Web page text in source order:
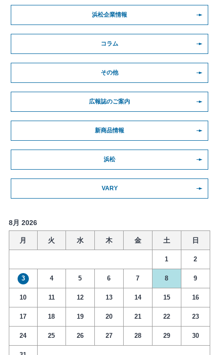
浜松企業情報
コラム
その他
広報誌のご案内
新商品情報
浜松
VARY
8月 2026
月 火 水 木 金 土 日
1 2
3 4 5 6 7 8 9
10 11 12 13 14 15 16
17 18 19 20 21 22 23
24 25 26 27 28 29 30